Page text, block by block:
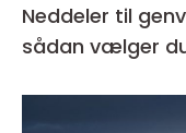
Neddeler til
sådan vælger